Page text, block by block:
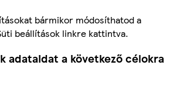
bármikor módosíthatod a
beállítások linkre kattintva.
adataidat a következő célokra